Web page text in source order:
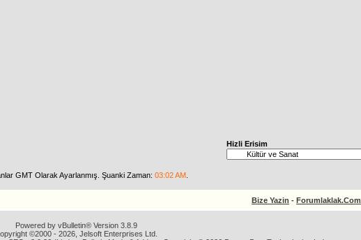
Hizli Erisim
GMT Olarak Ayarlanmış. Şuanki Zaman: 03:02 AM
Bize Yazin - Forumlaklak.Com
Powered by vBulletin® Version 3.8.9
©2000 - 2026, Jelsoft Enterprises Ltd.